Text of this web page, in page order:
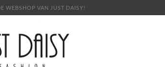
WEBSHOP VAN JUST DAISY!
OVER ONS LOOKBOOK